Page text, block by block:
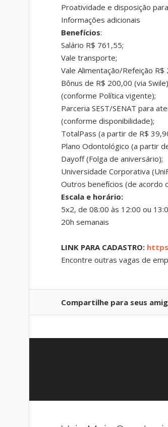
Proatividade e disposição
Informações adicionais
Benefícios:
Salário R$ 761,55;
Vale transporte;
Vale Alimentação/Refeição
Bônus de R$ 200,00 (via
(conforme Política vigente);
Parceria SEST/SENAT para
(conforme disponibilidade);
TotalPass (a partir de R$
Plano Odontológico (a partir
Dayoff (Folga de aniversário);
Universidade Corporativa
Outros benefícios (de acordo
Escala e horário:
5x2, de 08:00 às 12:00 ou
20h semanais
LINK PARA CADASTRO:
Encontre outras vagas de
Compartilhe para seus